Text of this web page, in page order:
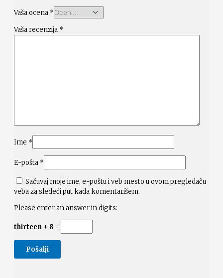
Vaša ocena *
Vaša recenzija *
Ime *
E-pošta *
Sačuvaj moje ime, e-poštu i veb mesto u ovom pregledaču
veba za sledeći put kada komentarišem.
Please enter an answer in digits:
thirteen + 8 =